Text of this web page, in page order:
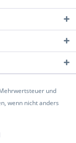
und
wenn nicht anders